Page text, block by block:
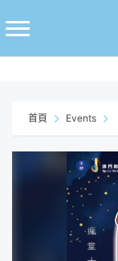
至
首頁 Events